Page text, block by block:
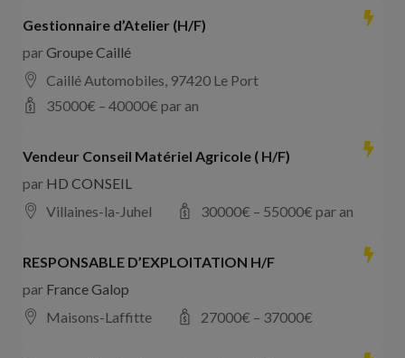
Gestionnaire d’Atelier (H/F)
parGroupe Caillé
Caillé Automobiles, 97420 Le Port
35000€ – 40000€ par an
Vendeur Conseil Matériel Agricole ( H/F)
par HD CONSEIL
Villaines-la-Juhel
30000€ – 55000€ par an
RESPONSABLE D’EXPLOITATION H/F
par France Galop
Maisons-Laffitte
27000€ – 37000€